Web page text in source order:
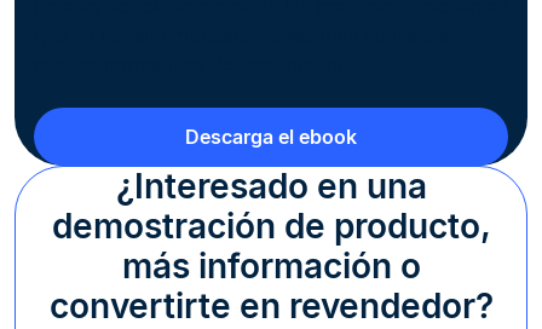
Descarga el ebook
¿Interesado en una
demostración de producto,
más información o
convertirte en revendedor?